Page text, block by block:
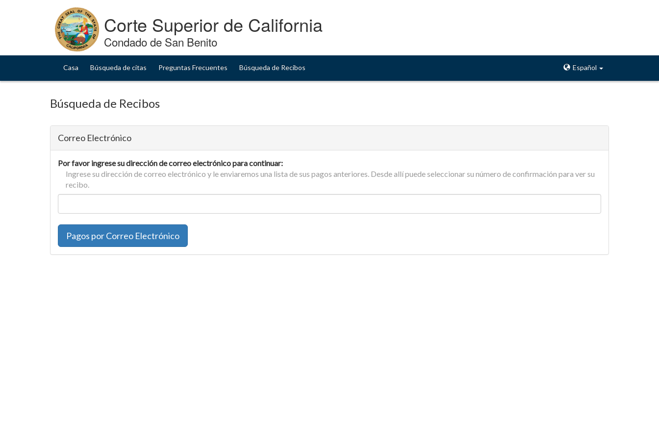
Corte Superior de California
Condado de San Benito
Casa Búsqueda de citas Preguntas Frecuentes Búsqueda de Recibos Español
Búsqueda de Recibos
Correo Electrónico
Por favor ingrese su dirección de correo electrónico para continuar:
Ingrese su dirección de correo electrónico y le enviaremos una lista de sus pagos anteriores. Desde allí puede seleccionar su número de confirmación para ver su
recibo.